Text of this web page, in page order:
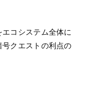
エコシステム全体に
号クエストの利点の